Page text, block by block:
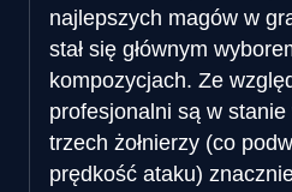
najlepszych magów w
stał się głównym
kompozycjach. Ze
profesjonalni są w
trzech żołnierzy (co
prędkość ataku)